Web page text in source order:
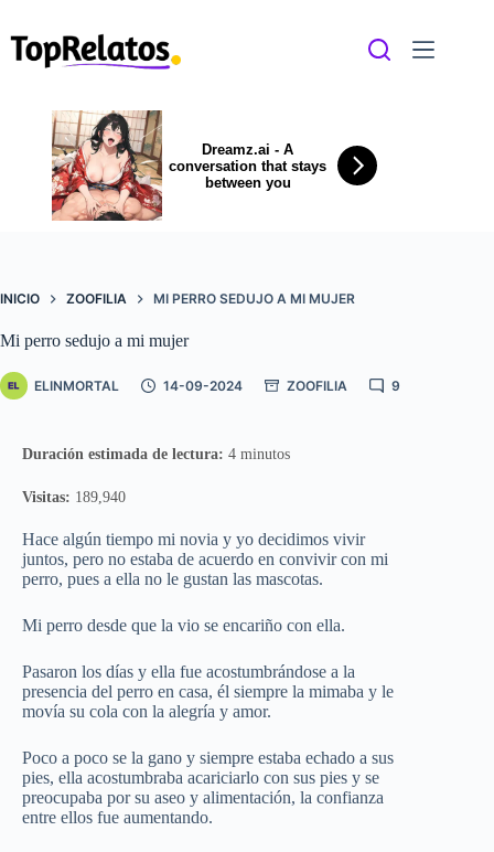
contenido
Dreamz.ai - A
conversation that stays
between you
INICIO ZOOFILIA MI PERRO SEDUJO A MI MUJER
Mi perro sedujo a mi mujer
ELINMORTAL 14-09-2024 ZOOFILIA 9
Duración estimada de lectura: 4 minutos
Visitas: 189,940
Hace algún tiempo mi novia y yo decidimos vivir
juntos, pero no estaba de acuerdo en convivir con mi
perro, pues a ella no le gustan las mascotas.
Mi perro desde que la vio se encariño con ella.
Pasaron los días y ella fue acostumbrándose a la
presencia del perro en casa, él siempre la mimaba y le
movía su cola con la alegría y amor.
Poco a poco se la gano y siempre estaba echado a sus
pies, ella acostumbraba acariciarlo con sus pies y se
preocupaba por su aseo y alimentación, la confianza
entre ellos fue aumentando.